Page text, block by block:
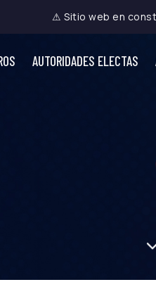
⚠ Sitio web en
AUTORIDADES ELECTAS